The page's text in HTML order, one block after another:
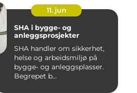
11. jun
SHA i bygge- og
anleggsprosjekter
SHA handler om sikkerhet,
helse og arbeidsmiljø på
bygge- og anleggsplasser.
Begrepet b...